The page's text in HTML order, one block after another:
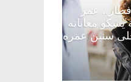
شاغر على مائدة الإفطار..
علي طالب الهندسة يشكو
ووالدته: أحلى
2026